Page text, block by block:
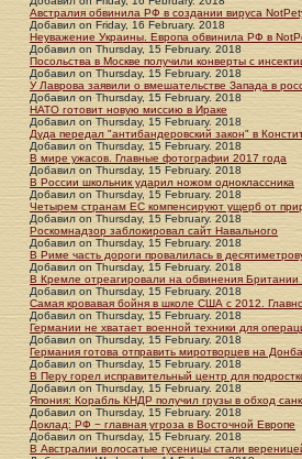
Австралия обвинила РФ в создании вируса
Добавил on Friday, 16 February. 2018
Неуважение Украины. Европа обвинила РФ в
Добавил on Thursday, 15 February. 2018
Посольства в Москве получили конверты с
Добавил on Thursday, 15 February. 2018
У Лаврова заявили о вмешательстве Запада в
Добавил on Thursday, 15 February. 2018
НАТО готовит новую миссию в Ираке
Добавил on Thursday, 15 February. 2018
Дуда передал "антибандеровский закон" в
Добавил on Thursday, 15 February. 2018
В мире ужасов. Главные фотографии 2017 года
Добавил on Thursday, 15 February. 2018
В России школьник ударил ножом одноклассника
Добавил on Thursday, 15 February. 2018
Четырем странам ЕС компенсируют ущерб от
Добавил on Thursday, 15 February. 2018
Роскомнадзор заблокировал сайт Навального
Добавил on Thursday, 15 February. 2018
В Риме часть дороги провалилась в
Добавил on Thursday, 15 February. 2018
В Кремле отреагировали на обвинения Британии
Добавил on Thursday, 15 February. 2018
Самая кровавая бойня в школе США с 2012.
Добавил on Thursday, 15 February. 2018
Германии не хватает военной техники для
Добавил on Thursday, 15 February. 2018
Германия готова отправить миротворцев на
Добавил on Thursday, 15 February. 2018
В Перу горел исправительный центр для
Добавил on Thursday, 15 February. 2018
Япония: Корабль КНДР получил грузы в обход
Добавил on Thursday, 15 February. 2018
Доклад: РФ − главная угроза в Восточной Европе
Добавил on Thursday, 15 February. 2018
В Австралии волосатые гусеницы стали